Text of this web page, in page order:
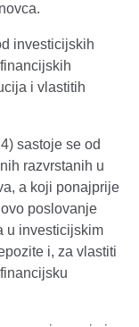
investicijskih
i vlastitih
sastoje se od
razvrstanih u
a koji ponajprije
poslovanje
u investicijskim
i, za vlastiti